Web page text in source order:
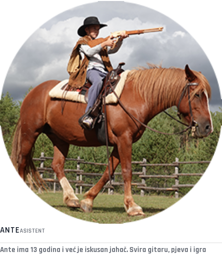
ANTEASISTENT
Ante ima 13 godina i već je iskusan jahač. Svira gitaru, pjeva i igra